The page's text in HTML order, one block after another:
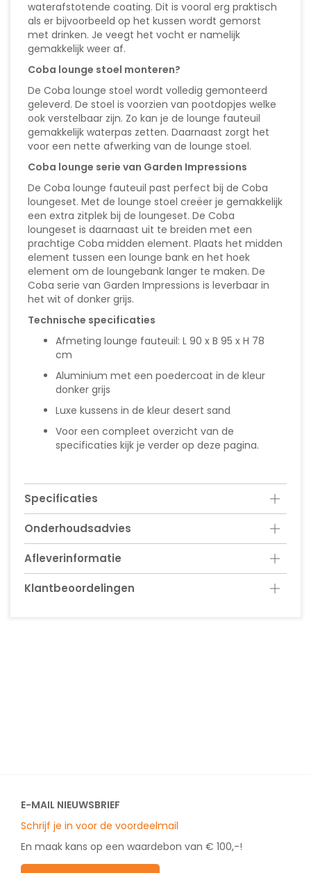
waterafstotende coating. Dit is vooral erg praktisch
als er bijvoorbeeld op het kussen wordt gemorst
met drinken. Je veegt het vocht er namelijk
gemakkelijk weer af.
Coba lounge stoel monteren?
De Coba lounge stoel wordt volledig gemonteerd
geleverd. De stoel is voorzien van pootdopjes welke
ook verstelbaar zijn. Zo kan je de lounge fauteuil
gemakkelijk waterpas zetten. Daarnaast zorgt het
voor een nette afwerking van de lounge stoel.
Coba lounge serie van Garden Impressions
De Coba lounge fauteuil past perfect bij de Coba
loungeset. Met de lounge stoel creëer je gemakkelijk
een extra zitplek bij de loungeset. De Coba
loungeset is daarnaast uit te breiden met een
prachtige Coba midden element. Plaats het midden
element tussen een lounge bank en het hoek
element om de loungebank langer te maken. De
Coba serie van Garden Impressions is leverbaar in
het wit of donker grijs.
Technische specificaties
Afmeting lounge fauteuil: L 90 x B 95 x H 78
cm
Aluminium met een poedercoat in de kleur
donker grijs
Luxe kussens in de kleur desert sand
Voor een compleet overzicht van de
specificaties kijk je verder op deze pagina.
Specificaties
Onderhoudsadvies
Afleverinformatie
Klantbeoordelingen
E-MAIL NIEUWSBRIEF
Schrijf je in voor de voordeelmail
En maak kans op een waardebon van € 100,-!